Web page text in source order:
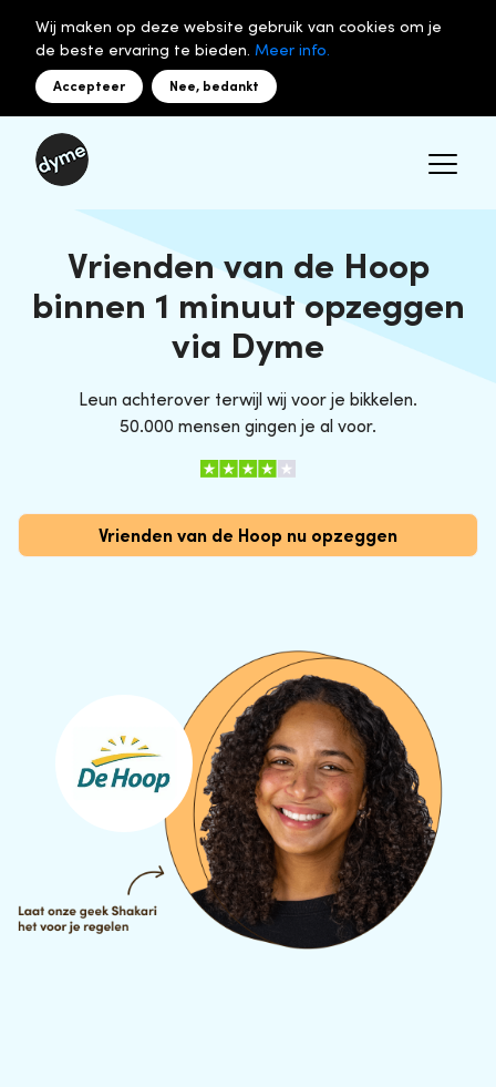
Wij maken op deze website gebruik van cookies om je
de beste ervaring te bieden. Meer info.
Accepteer Nee, bedankt
Vrienden van de Hoop
binnen 1 minuut opzeggen
via Dyme
Leun achterover terwijl wij voor je bikkelen.
50.000 mensen gingen je al voor.
Vrienden van de Hoop nu opzeggen